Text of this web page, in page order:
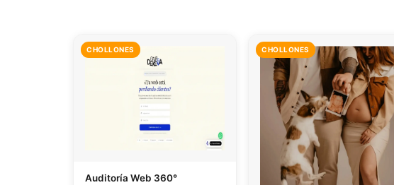
CHOLLONES
Auditoría Web 360°
CHOLLONES